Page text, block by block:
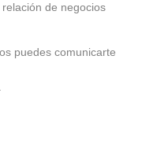
de negocios
puedes comunicarte